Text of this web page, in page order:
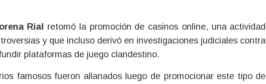
Rial retomó la promoción de casinos online, una actividad
y que incluso derivó en investigaciones judiciales contra
plataformas de juego clandestino.
famosos fueron allanados luego de promocionar este tipo de